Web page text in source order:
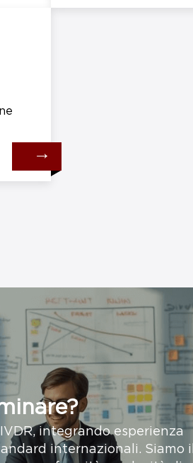
→
integrando esperienza
internazionali. Siamo il